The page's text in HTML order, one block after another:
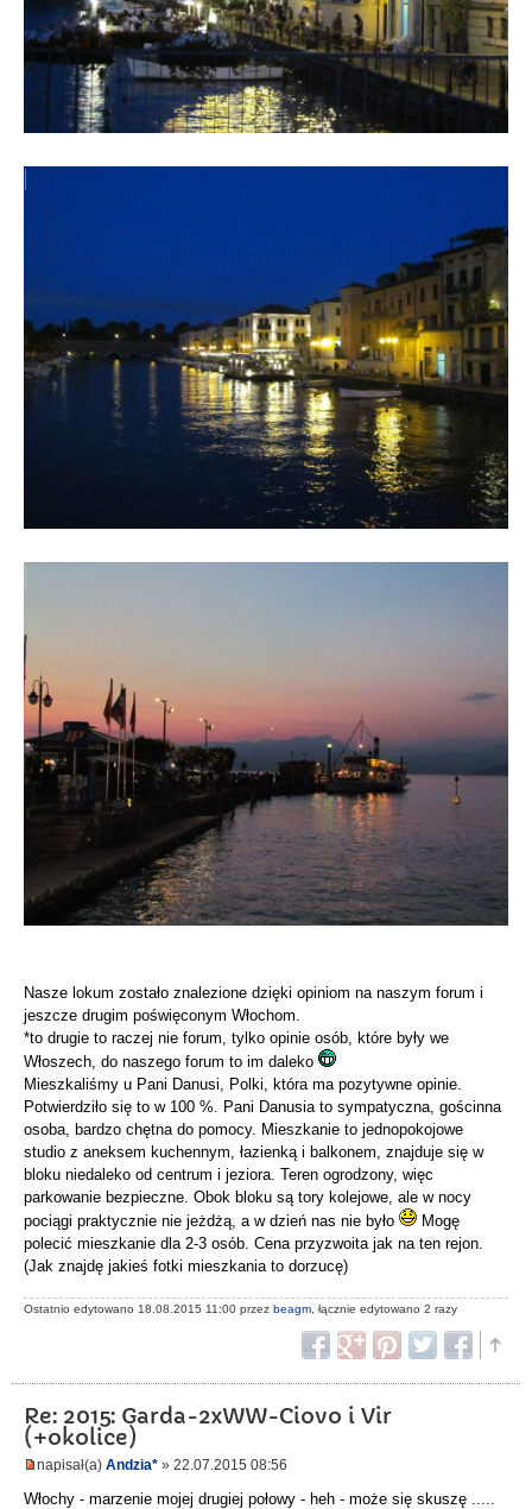
Nasze lokum zostało znalezione dzięki opiniom na naszym forum i
jeszcze drugim poświęconym Włochom.
*to drugie to raczej nie forum, tylko opinie osób, które były we
Włoszech, do naszego forum to im daleko
Mieszkaliśmy u Pani Danusi, Polki, która ma pozytywne opinie.
Potwierdziło się to w 100 %. Pani Danusia to sympatyczna, gościnna
osoba, bardzo chętna do pomocy. Mieszkanie to jednopokojowe
studio z aneksem kuchennym, łazienką i balkonem, znajduje się w
bloku niedaleko od centrum i jeziora. Teren ogrodzony, więc
parkowanie bezpieczne. Obok bloku są tory kolejowe, ale w nocy
pociągi praktycznie nie jeżdżą, a w dzień nas nie było
Mogę
polecić mieszkanie dla 2-3 osób. Cena przyzwoita jak na ten rejon.
(Jak znajdę jakieś fotki mieszkania to dorzucę)
Ostatnio edytowano 18.08.2015 11:00 przez beagm , łącznie edytowano 2 razy
Re: 2015: Garda-2xWW-Ciovo i Vir
(+okolice)
napisał(a) Andzia* » 22.07.2015 08:56
Włochy - marzenie mojej drugiej połowy - heh - może się skuszę .....